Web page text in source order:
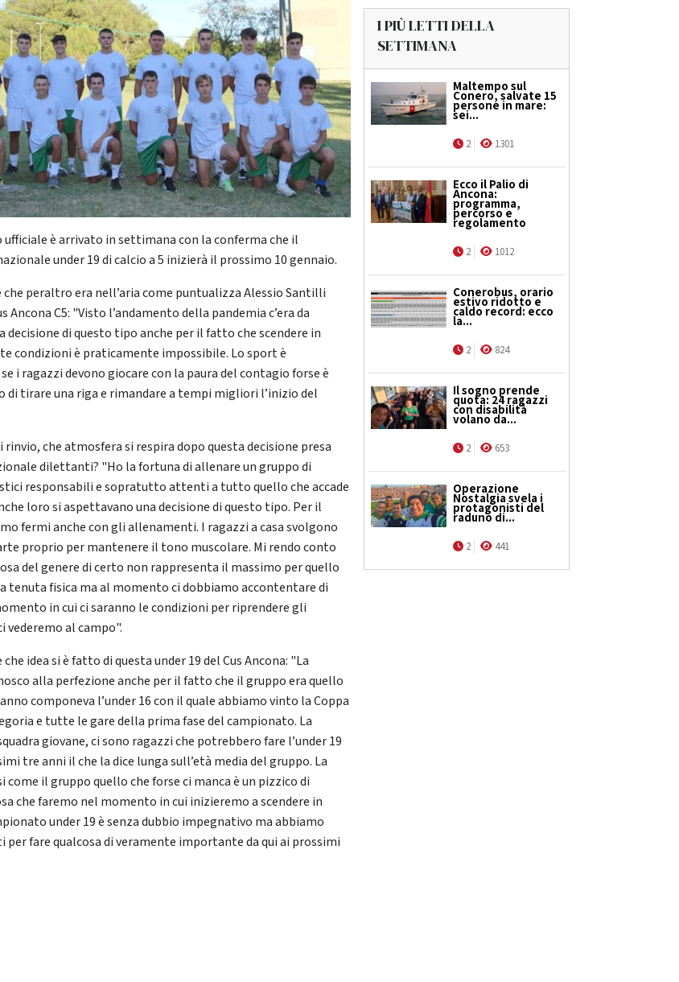
è arrivato in settimana con la conferma che il
under 19 di calcio a 5 inizierà il prossimo 10 gennaio.
che peraltro era nell’aria come puntualizza Alessio Santilli
Ancona C5: "Visto l’andamento della pandemia c’era da
decisione di questo tipo anche per il fatto che scendere in
condizioni è praticamente impossibile. Lo sport è
i ragazzi devono giocare con la paura del contagio forse è
di tirare una riga e rimandare a tempi migliori l’inizio del
che atmosfera si respira dopo questa decisione presa
dilettanti? "Ho la fortuna di allenare un gruppo di
responsabili e sopratutto attenti a tutto quello che accade
loro si aspettavano una decisione di questo tipo. Per il
fermi anche con gli allenamenti. I ragazzi a casa svolgono
proprio per mantenere il tono muscolare. Mi rendo conto
del genere di certo non rappresenta il massimo per quello
tenuta fisica ma al momento ci dobbiamo accontentare di
in cui ci saranno le condizioni per riprendere gli
vederemo al campo".
idea si è fatto di questa under 19 del Cus Ancona: "La
alla perfezione anche per il fatto che il gruppo era quello
componeva l’under 16 con il quale abbiamo vinto la Coppa
e tutte le gare della prima fase del campionato. La
giovane, ci sono ragazzi che potrebbero fare l’under 19
tre anni il che la dice lunga sull’età media del gruppo. La
come il gruppo quello che forse ci manca è un pizzico di
che faremo nel momento in cui inizieremo a scendere in
under 19 è senza dubbio impegnativo ma abbiamo
fare qualcosa di veramente importante da qui ai prossimi
I PIÙ LETTI DELLA
SETTIMANA
Maltempo sul
Conero, salvate 15
persone in mare:
sei...
2 1301
Ecco il Palio di
Ancona:
programma,
percorso e
regolamento
2 1012
Conerobus, orario
estivo ridotto e
caldo record: ecco
la...
2 824
Il sogno prende
quota: 24 ragazzi
con disabilità
volano da...
2 653
Operazione
Nostalgia svela i
protagonisti del
raduno di...
2 441